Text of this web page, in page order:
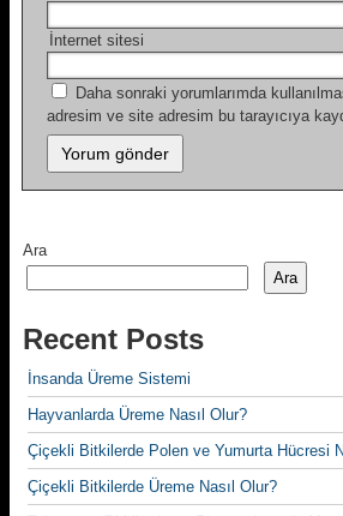
İnternet sitesi
Daha sonraki yorumlarımda
adresim ve site adresim bu tarayıcıya
Ara
Ara
Recent Posts
İnsanda Üreme Sistemi
Hayvanlarda Üreme Nasıl Olur?
Çiçekli Bitkilerde Polen ve Yumurta Hücresi
Çiçekli Bitkilerde Üreme Nasıl Olur?